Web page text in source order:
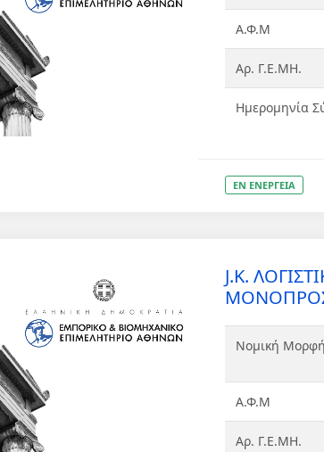
Α.Φ.Μ
Αρ. Γ.Ε.ΜΗ.
Ημερομηνία
ΕΝ ΕΝΕΡΓΕΙΑ
J.K.
Νομική Μορφή
Α.Φ.Μ
Αρ. Γ.Ε.ΜΗ.